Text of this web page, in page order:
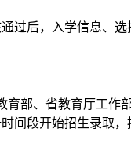
过后，入学信息、
部、省教育厅工作
间段开始招生录取，